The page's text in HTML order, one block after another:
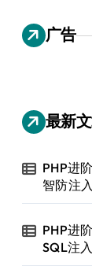
广告
最新
PHP进
智防注
PHP进
SQL注